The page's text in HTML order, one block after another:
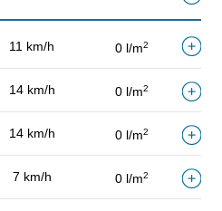
11 km/h 0 l/m2
14 km/h 0 l/m2
14 km/h 0 l/m2
7 km/h 0 l/m2